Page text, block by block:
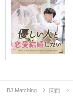
IBJ Matching 関西